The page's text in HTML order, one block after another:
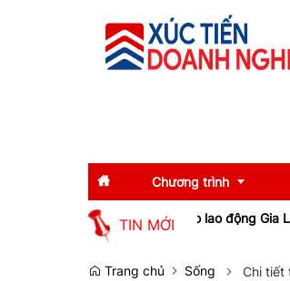
Chương trình
Diễn giả
TIN MỚI
tạo việc làm cho lao động Gia Lai Người
Trang chủ Sống Chi tiết